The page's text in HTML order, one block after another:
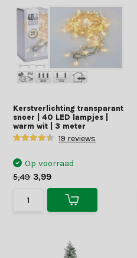
Kerstverlichting transparant
snoer | 40 LED lampjes |
warm wit | 3 meter
19 reviews
Op voorraad
5,49 3,99